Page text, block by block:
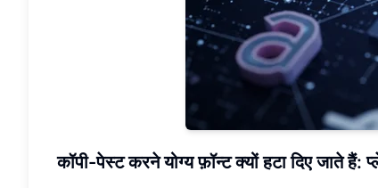
कॉपी-पेस्ट करने योग्य फ़ॉन्टक्यों हटा दिए जाते हैं: